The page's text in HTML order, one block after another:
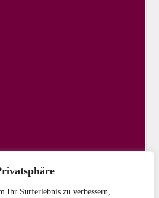
Ihr Surferlebnis zu verbessern,